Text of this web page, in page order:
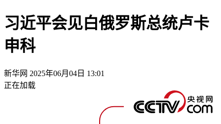
习近平会见白俄罗斯总统卢卡
申科
新华网 2025年06月04日 13:01
正在加载